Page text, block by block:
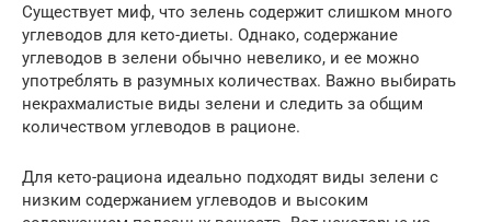
Существует миф, что зелень содержит слишком много
углеводов для кето-диеты. Однако, содержание
углеводов в зелени обычно невелико, и ее можно
употреблять в разумных количествах. Важно выбирать
некрахмалистые виды зелени и следить за общим
количеством углеводов в рационе.
Для кето-рациона идеально подходят виды зелени с
низким содержанием углеводов и высоким